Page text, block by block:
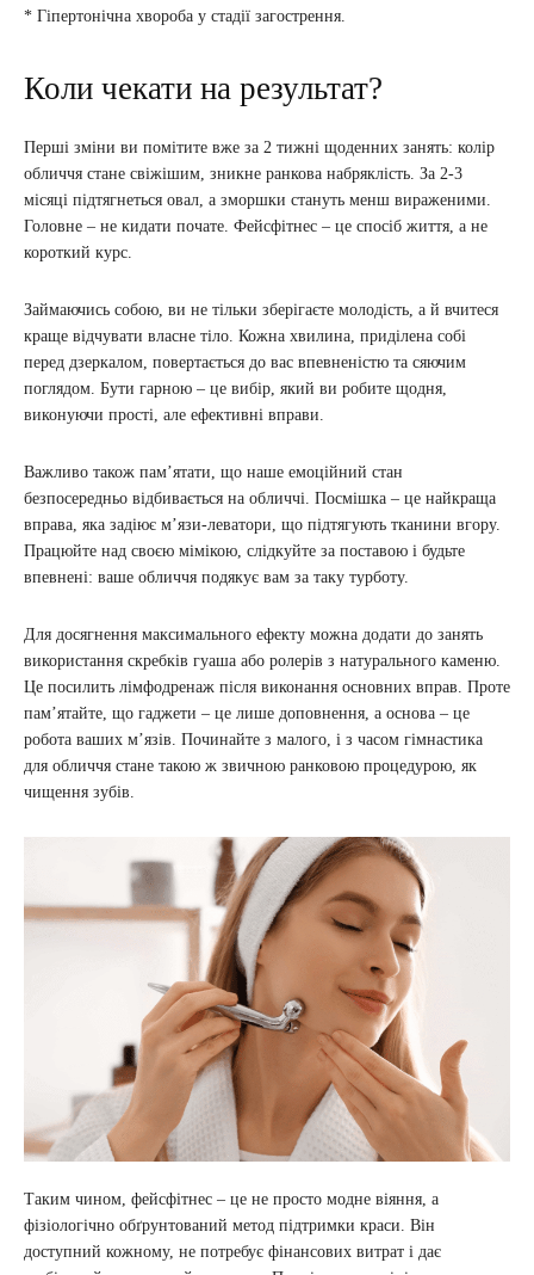
* Гіпертонічна хвороба у стадії загострення.
Коли чекати на результат?
Перші зміни ви помітите вже за 2 тижні щоденних занять: колір
обличчя стане свіжішим, зникне ранкова набряклість. За 2-3
місяці підтягнеться овал, а зморшки стануть менш вираженими.
Головне – не кидати почате. Фейсфітнес – це спосіб життя, а не
короткий курс.
Займаючись собою, ви не тільки зберігаєте молодість, а й вчитеся
краще відчувати власне тіло. Кожна хвилина, приділена собі
перед дзеркалом, повертається до вас впевненістю та сяючим
поглядом. Бути гарною – це вибір, який ви робите щодня,
виконуючи прості, але ефективні вправи.
Важливо також пам’ятати, що наше емоційний стан
безпосередньо відбивається на обличчі. Посмішка – це найкраща
вправа, яка задіює м’язи-леватори, що підтягують тканини вгору.
Працюйте над своєю мімікою, слідкуйте за поставою і будьте
впевнені: ваше обличчя подякує вам за таку турботу.
Для досягнення максимального ефекту можна додати до занять
використання скребків гуаша або ролерів з натурального каменю.
Це посилить лімфодренаж після виконання основних вправ. Проте
пам’ятайте, що гаджети – це лише доповнення, а основа – це
робота ваших м’язів. Починайте з малого, і з часом гімнастика
для обличчя стане такою ж звичною ранковою процедурою, як
чищення зубів.
Таким чином, фейсфітнес – це не просто модне віяння, а
фізіологічно обґрунтований метод підтримки краси. Він
доступний кожному, не потребує фінансових витрат і дає